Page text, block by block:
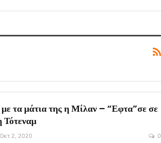
τα μάτια της η Μίλαν – “Εφτα”σε σε
Τότεναμ
Οκτ 2, 2020 0